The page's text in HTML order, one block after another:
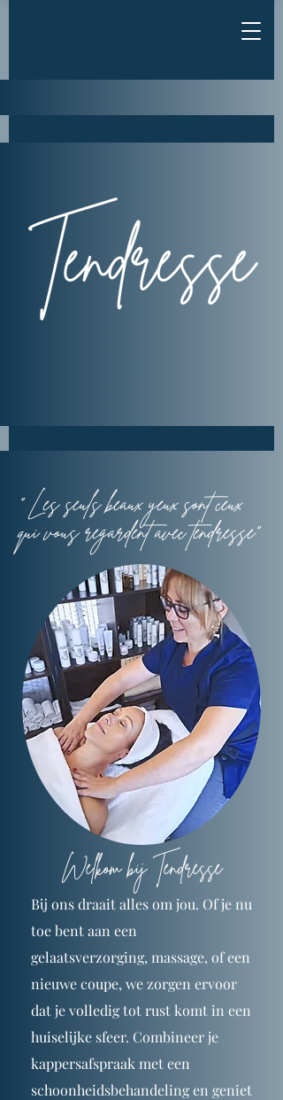
“ Les seuls beaux yeux sont ceux
qui vous regardent avec tendresse”
Welkom bij Tendresse
Bij ons draait alles om jou. Of je nu
toe bent aan een
gelaatsverzorging, massage, of een
nieuwe coupe, we zorgen ervoor
dat je volledig tot rust komt in een
huiselijke sfeer. Combineer je
kappersafspraak met een
schoonheidsbehandeling en geniet